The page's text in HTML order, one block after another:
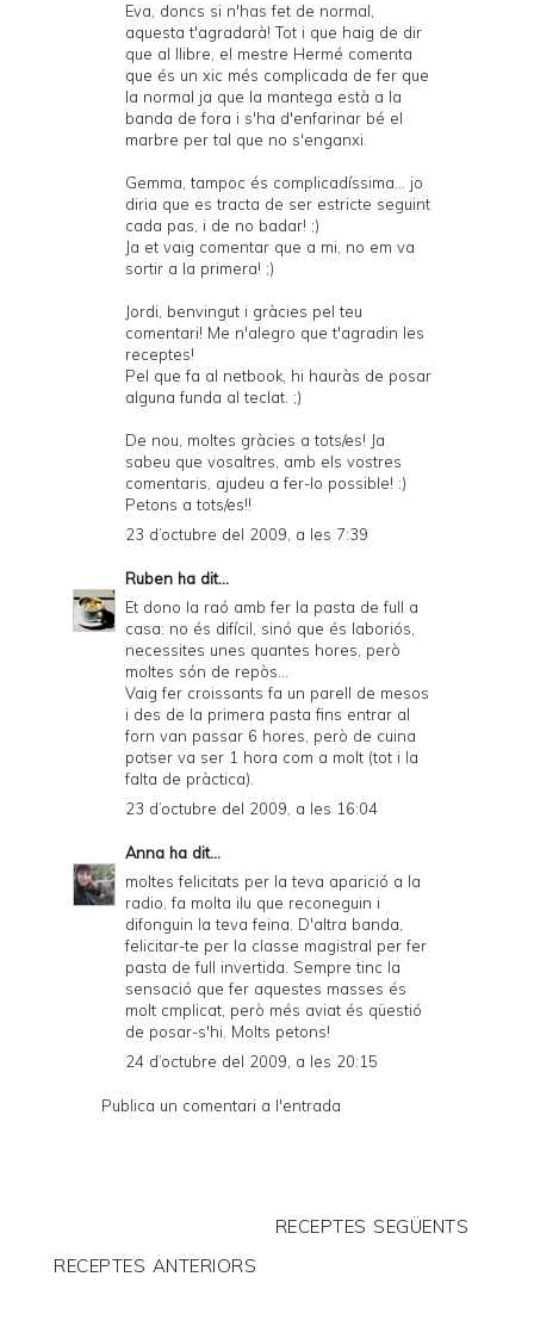
Eva, doncs si n'has fet de normal,
aquesta t'agradarà! Tot i que haig de dir
que al llibre, el mestre Hermé comenta
que és un xic més complicada de fer que
la normal ja que la mantega està a la
banda de fora i s'ha d'enfarinar bé el
marbre per tal que no s'enganxi.
Gemma, tampoc és complicadíssima... jo
diria que es tracta de ser estricte seguint
cada pas, i de no badar! ;)
Ja et vaig comentar que a mi, no em va
sortir a la primera! ;)
Jordi, benvingut i gràcies pel teu
comentari! Me n'alegro que t'agradin les
receptes!
Pel que fa al netbook, hi hauràs de posar
alguna funda al teclat. ;)
De nou, moltes gràcies a tots/es! Ja
sabeu que vosaltres, amb els vostres
comentaris, ajudeu a fer-lo possible! :)
Petons a tots/es!!
23 d’octubre del 2009, a les 7:39
Ruben ha dit...
Et dono la raó amb fer la pasta de full a
casa: no és difícil, sinó que és laboriós,
necessites unes quantes hores, però
moltes són de repòs...
Vaig fer croissants fa un parell de mesos
i des de la primera pasta fins entrar al
forn van passar 6 hores, però de cuina
potser va ser 1 hora com a molt (tot i la
falta de pràctica).
23 d’octubre del 2009, a les 16:04
Anna ha dit...
moltes felicitats per la teva aparició a la
radio, fa molta ilu que reconeguin i
difonguin la teva feina. D'altra banda,
felicitar-te per la classe magistral per fer
pasta de full invertida. Sempre tinc la
sensació que fer aquestes masses és
molt cmplicat, però més aviat és qüestió
de posar-s'hi. Molts petons!
24 d’octubre del 2009, a les 20:15
Publica un comentari a l'entrada
RECEPTES SEGÜENTS
RECEPTES ANTERIORS